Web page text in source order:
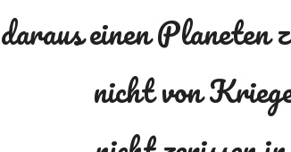
daraus einen Planeten
nicht von